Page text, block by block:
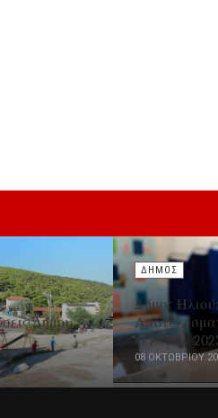
Δήμου
ΔΗΜΟΣ
Δήμος
εκλογών
08 ΟΚΤΩΒΡΊΟΥ